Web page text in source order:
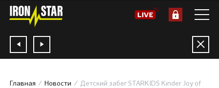
Главная Новости
Детский забег STARKIDS Kinder Joy of